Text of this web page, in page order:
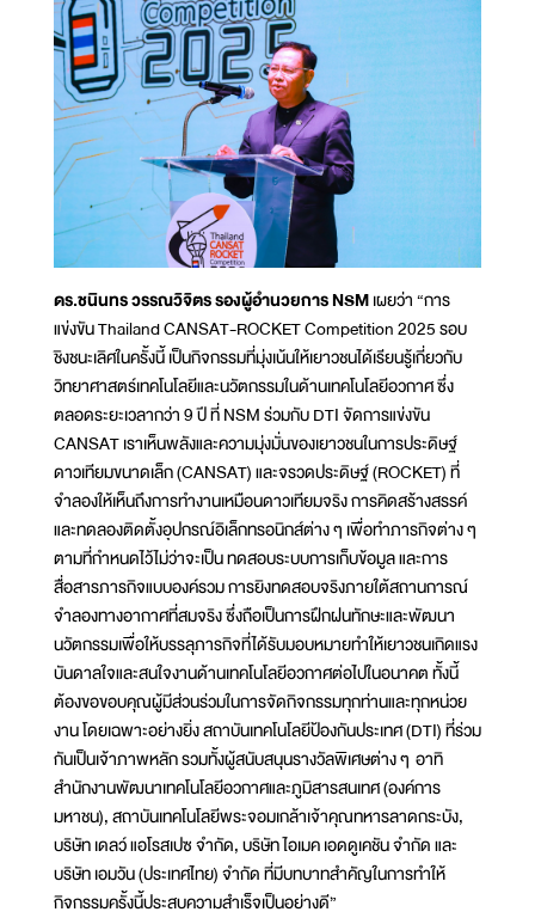
ดร.ชนินทร วรรณวิจิตร รองผู้อำนวยการ NSMเผยว่า “การ
แข่งขัน Thailand CANSAT-ROCKET Competition 2025 รอบ
ชิงชนะเลิศในครั้งนี้ เป็นกิจกรรมที่มุ่งเน้นให้เยาวชนได้เรียนรู้เกี่ยวกับ
วิทยาศาสตร์เทคโนโลยีและนวัตกรรมในด้านเทคโนโลยีอวกาศ ซึ่ง
ตลอดระยะเวลากว่า 9 ปี ที่ NSM ร่วมกับ DTI จัดการแข่งขัน
CANSAT เราเห็นพลังและความมุ่งมั่นของเยาวชนในการประดิษฐ์
ดาวเทียมขนาดเล็ก (CANSAT) และจรวดประดิษฐ์ (ROCKET) ที่
จำลองให้เห็นถึงการทำงานเหมือนดาวเทียมจริง การคิดสร้างสรรค์
และทดลองติดตั้งอุปกรณ์อิเล็กทรอนิกส์ต่าง ๆ เพื่อทำภารกิจต่าง ๆ
ตามที่กำหนดไว้ไม่ว่าจะเป็น ทดสอบระบบการเก็บข้อมูล และการ
สื่อสารภารกิจแบบองค์รวม การยิงทดสอบจริงภายใต้สถานการณ์
จำลองทางอากาศที่สมจริง ซึ่งถือเป็นการฝึกฝนทักษะและพัฒนา
นวัตกรรมเพื่อให้บรรลุภารกิจที่ได้รับมอบหมายทำให้เยาวชนเกิดแรง
บันดาลใจและสนใจงานด้านเทคโนโลยีอวกาศต่อไปในอนาคต ทั้งนี้
ต้องขอขอบคุณผู้มีส่วนร่วมในการจัดกิจกรรมทุกท่านและทุกหน่วย
งาน โดยเฉพาะอย่างยิ่ง สถาบันเทคโนโลยีป้องกันประเทศ (DTI) ที่ร่วม
กันเป็นเจ้าภาพหลัก รวมทั้งผู้สนับสนุนรางวัลพิเศษต่าง ๆ อาทิ
สำนักงานพัฒนาเทคโนโลยีอวกาศและภูมิสารสนเทศ (องค์การ
มหาชน), สถาบันเทคโนโลยีพระจอมเกล้าเจ้าคุณทหารลาดกระบัง,
บริษัท เดลว์ แอโรสเปซ จำกัด, บริษัท ไอเมค เอดดูเคชัน จำกัด และ
บริษัท เอมวัน (ประเทศไทย) จำกัด ที่มีบทบาทสำคัญในการทำให้
กิจกรรมครั้งนี้ประสบความสำเร็จเป็นอย่างดี”